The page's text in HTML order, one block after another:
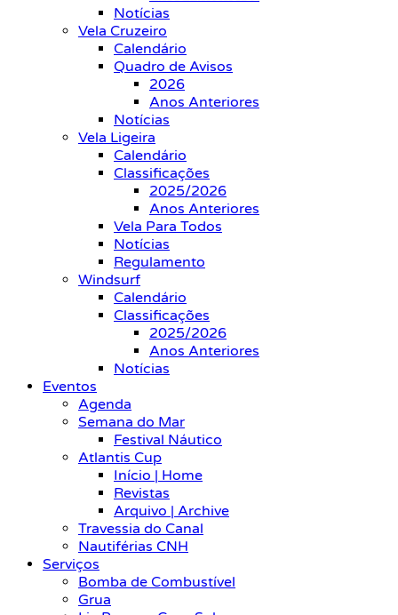
Notícias
Vela Cruzeiro
Calendário
Quadro de Avisos
2026
Anos Anteriores
Notícias
Vela Ligeira
Calendário
Classificações
2025/2026
Anos Anteriores
Vela Para Todos
Notícias
Regulamento
Windsurf
Calendário
Classificações
2025/2026
Anos Anteriores
Notícias
Eventos
Agenda
Semana do Mar
Festival Náutico
Atlantis Cup
Início | Home
Revistas
Arquivo | Archive
Travessia do Canal
Nautiférias CNH
Serviços
Bomba de Combustível
Grua